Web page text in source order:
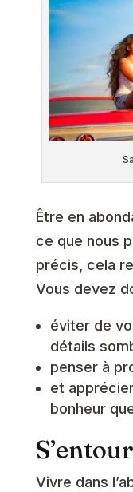
Être en
ce que nous
précis, cela
Vous devez
éviter de
détails
penser à
et
bonheur
Vivre dans